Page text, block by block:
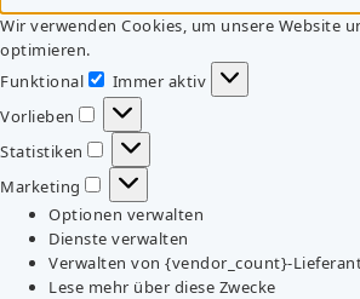
Wir verwenden Cookies, um unsere Website
optimieren.
Funktional
Funktional
Immer aktiv
Vorlieben
Vorlieben
Statistiken
Statistiken
Marketing
Marketing
Optionen verwalten
Dienste verwalten
Verwalten von {vendor_count}-
Lese mehr über diese Zwecke